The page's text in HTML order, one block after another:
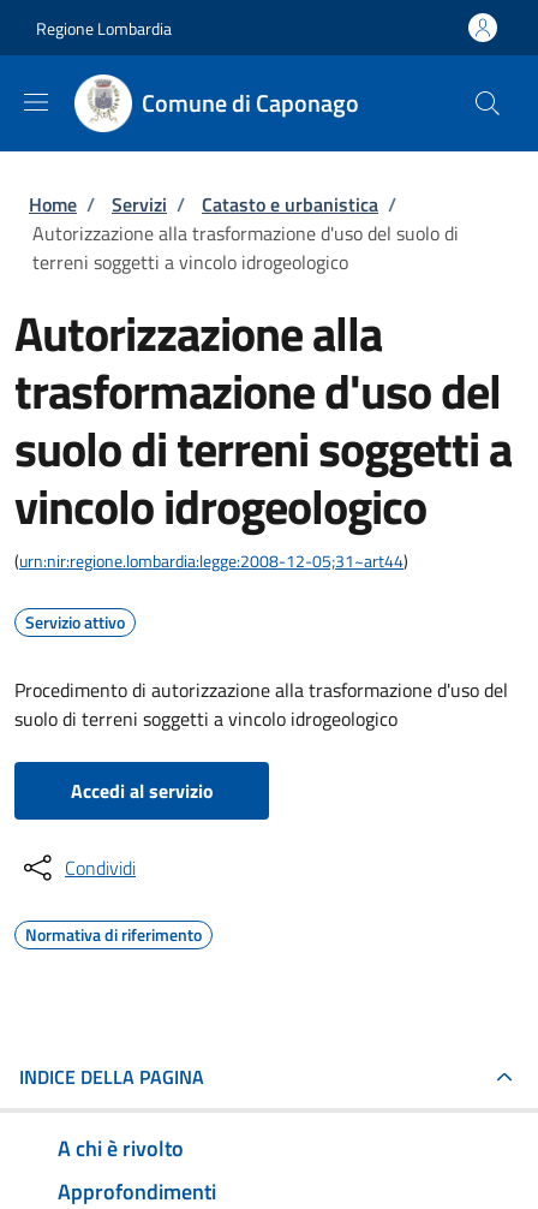
Regione Lombardia
Comune di Caponago
Briciole di pane
Home / Servizi / Catasto e urbanistica /
Autorizzazione alla trasformazione d'uso del suolo di
terreni soggetti a vincolo idrogeologico
Autorizzazione alla
trasformazione d'uso del
suolo di terreni soggetti a
vincolo idrogeologico
(urn:nir:regione.lombardia:legge:2008-12-05;31~art44)
Servizio attivo
Procedimento di autorizzazione alla trasformazione d'uso del
suolo di terreni soggetti a vincolo idrogeologico
Accedi al servizio
Condividi
Normativa di riferimento
INDICE DELLA PAGINA
A chi è rivolto
Approfondimenti